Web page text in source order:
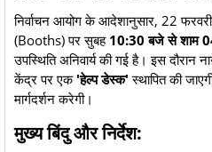
​निर्वाचन आयोग के आदेशानुसार, 22 फरवरी
(Booths) पर सुबह 10:30 बजे से शाम
उपस्थिति अनिवार्य की गई है। इस दौरान
केंद्र पर एक 'हेल्प डेस्क' स्थापित की
मार्गदर्शन करेगी।
​मुख्य बिंदु और निर्देश: